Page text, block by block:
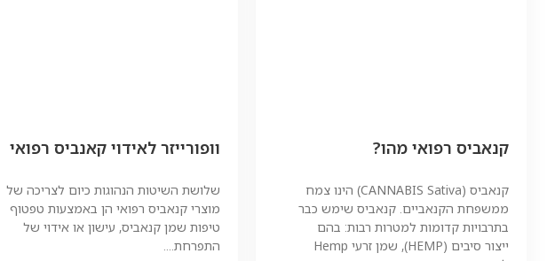
קנאביס רפואי מהו?
קנאביס (CANNABIS Sativa) הינו צמח
ממשפחת הקנאביים. קנאביס שימש כבר
בתרבויות קדומות למטרות רבות: בהם
ייצור סיבים (HEMP), שמן זרעי Hemp
וופורייזר לאידוי קאנביס רפואי
שלושת השיטות הנהוגות כיום לצריכה של
מוצרי קנאביס רפואי הן באמצעות טפטוף
טיפות שמן קנאביס, עישון או אידוי של
התפרחת....